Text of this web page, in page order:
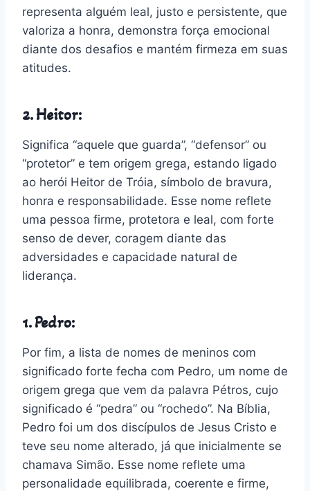
representa alguém leal, justo e persistente, que
valoriza a honra, demonstra força emocional
diante dos desafios e mantém firmeza em suas
atitudes.
2. Heitor:
Significa “aquele que guarda”, “defensor” ou
“protetor” e tem origem grega, estando ligado
ao herói Heitor de Tróia, símbolo de bravura,
honra e responsabilidade. Esse nome reflete
uma pessoa firme, protetora e leal, com forte
senso de dever, coragem diante das
adversidades e capacidade natural de
liderança.
1. Pedro:
Por fim, a lista de nomes de meninos com
significado forte fecha com Pedro, um nome de
origem grega que vem da palavra Pétros, cujo
significado é “pedra” ou “rochedo”. Na Bíblia,
Pedro foi um dos discípulos de Jesus Cristo e
teve seu nome alterado, já que inicialmente se
chamava Simão. Esse nome reflete uma
personalidade equilibrada, coerente e firme,